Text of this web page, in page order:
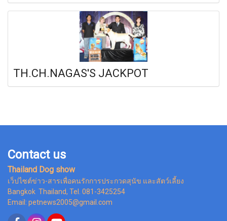
TH.CH.NAGAS'S JACKPOT
Contact us
Thailand Dog show
เว็ปไซต์ข่าว-สารเพื่อคนรักการประกวดสุนัข และสัตว์เลี้ยง
Bangkok Thailand, Tel. 081-3425254
Email: petnews2005@gmail.com